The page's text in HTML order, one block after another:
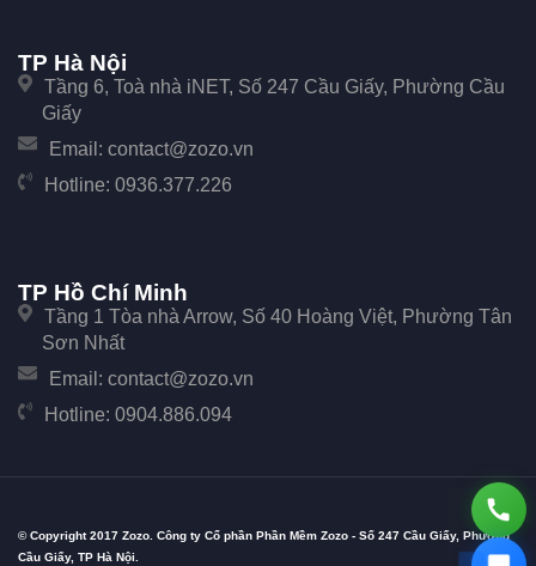
TP Hà Nội
Tầng 6, Toà nhà iNET, Số 247 Cầu Giấy, Phường Cầu
Giấy
Email: contact@zozo.vn
Hotline: 0936.377.226
TP Hồ Chí Minh
Tầng 1 Tòa nhà Arrow, Số 40 Hoàng Việt, Phường Tân
Sơn Nhất
Email: contact@zozo.vn
Hotline: 0904.886.094
© Copyright 2017 Zozo. Công ty Cổ phần Phần Mềm Zozo - Số 247 Cầu Giấy, Phường
Cầu Giấy, TP Hà Nội.